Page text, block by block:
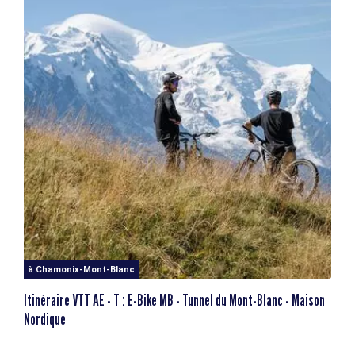
à Chamonix-Mont-Blanc
Itinéraire VTT AE - T : E-Bike MB - Tunnel du Mont-Blanc - Maison
Nordique